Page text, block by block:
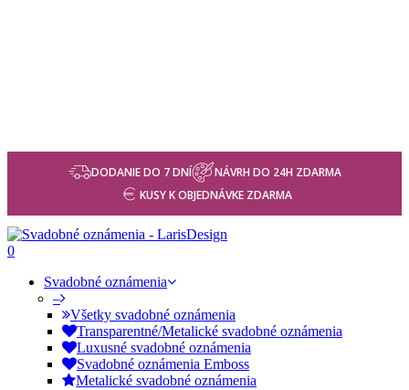
DODANIE DO 7 DNÍ
NÁVRH DO 24H ZDARMA
KUSY K OBJEDNÁVKE ZDARMA
0
Svadobné oznámenia
–
Všetky svadobné oznámenia
Transparentné/Metalické svadobné oznámenia
Luxusné svadobné oznámenia
Svadobné oznámenia Emboss
Metalické svadobné oznámenia